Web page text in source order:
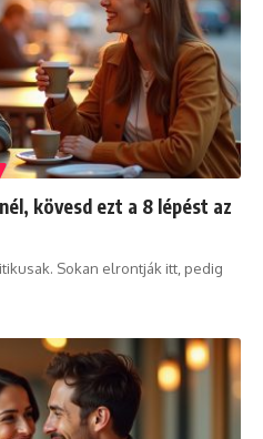
kövesd ezt a 8 lépést az
Sokan elrontják itt, pedig